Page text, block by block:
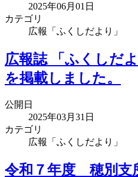
2025年06月01日
カテゴリ
広報「ふくしだより」
広報誌 「ふくしだ
を掲載しました。
公開日
2025年03月31日
カテゴリ
広報「ふくしだより」
令和７年度 穂別支